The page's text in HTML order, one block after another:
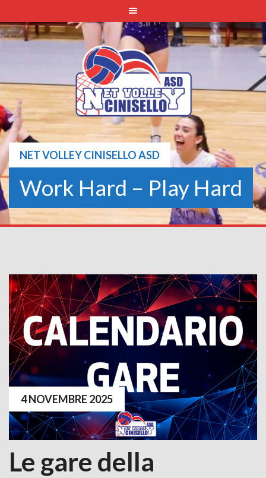
to
content
NET VOLLEY CINISELLO ASD
Work Hard – Play Hard
Le gare della
4 NOVEMBRE 2025